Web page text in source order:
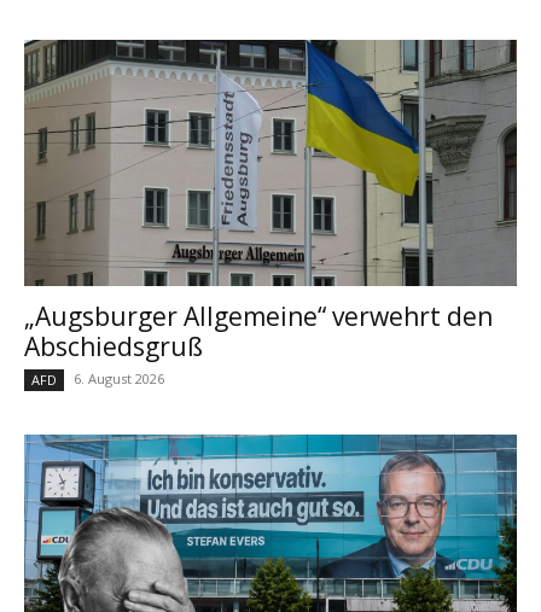
„Augsburger Allgemeine“ verwehrt den
Abschiedsgruß
AFD 6. August 2026